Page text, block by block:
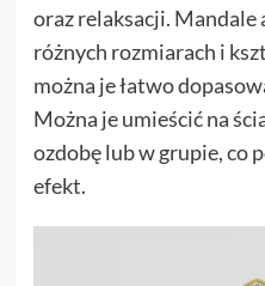
oraz relaksacji. Mandale
różnych rozmiarach i
można je łatwo
Można je umieścić na
ozdobę lub w grupie, co
efekt.